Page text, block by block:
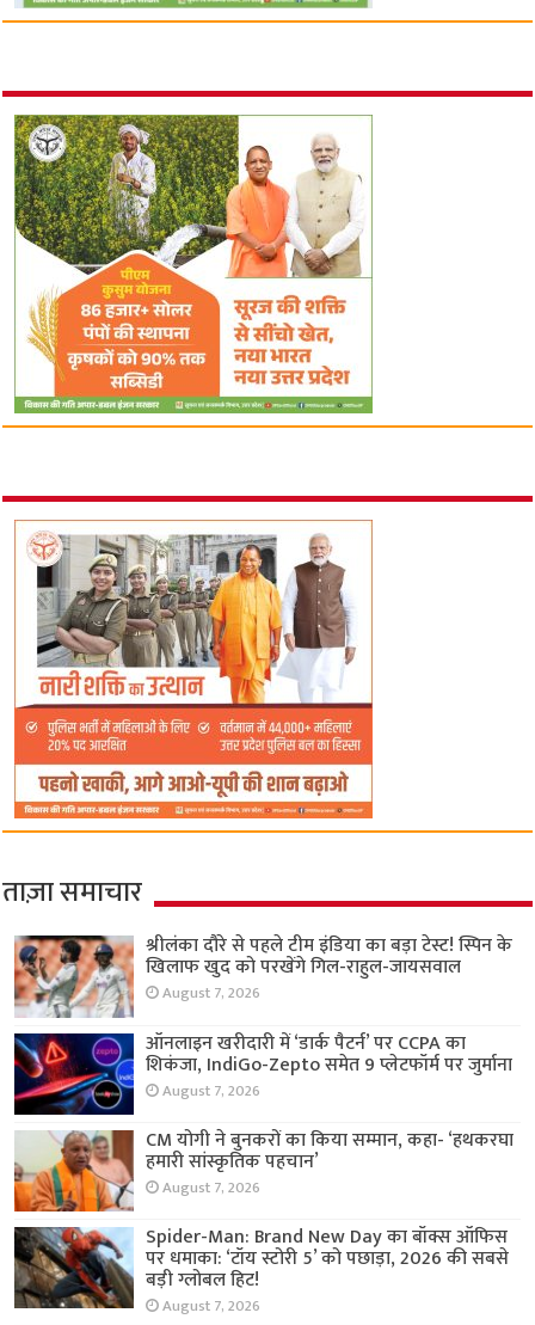
ताज़ा समाचार
श्रीलंका दौरे से पहले टीम इंडिया का बड़ा टेस्ट! स्पिन के
खिलाफ खुद को परखेंगे गिल-राहुल-जायसवाल
August 7, 2026
ऑनलाइन खरीदारी में ‘डार्क पैटर्न’ पर CCPA का
शिकंजा, IndiGo-Zepto समेत 9 प्लेटफॉर्म पर जुर्माना
August 7, 2026
CM योगी ने बुनकरों का किया सम्मान, कहा- ‘हथकरघा
हमारी सांस्कृतिक पहचान’
August 7, 2026
Spider-Man: Brand New Day का बॉक्स ऑफिस
पर धमाका: ‘टॉय स्टोरी 5’ को पछाड़ा, 2026 की सबसे
बड़ी ग्लोबल हिट!
August 7, 2026